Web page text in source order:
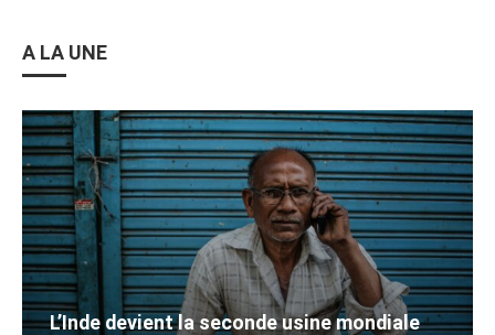
A LA UNE
L’Inde devient la seconde usine mondiale